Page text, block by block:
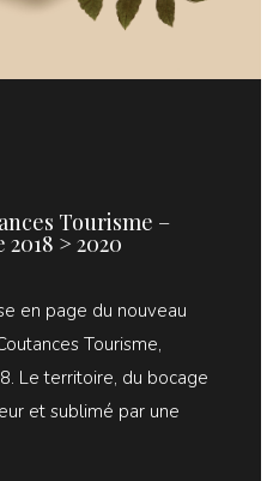
Tourisme –
> 2020
en page du nouveau
Tourisme,
Le territoire, du bocage
et sublimé par une